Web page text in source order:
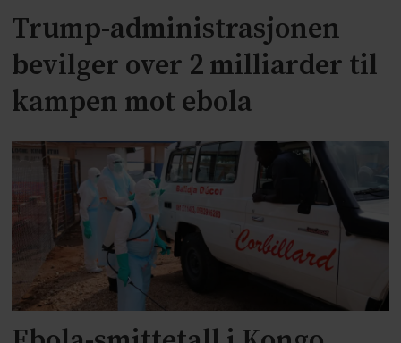
Trump-administrasjonen
bevilger over 2 milliarder til
kampen mot ebola